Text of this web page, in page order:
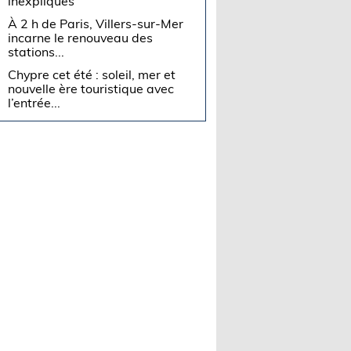
À 2 h de Paris, Villers-sur-Mer
incarne le renouveau des
stations...
Chypre cet été : soleil, mer et
nouvelle ère touristique avec
l’entrée...